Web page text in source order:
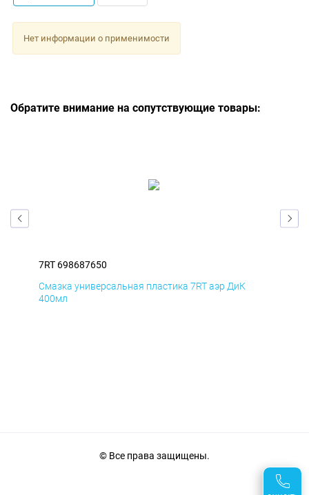
Нет информации о применимости
Обратите внимание на сопутствующие товары:
7RT 698687650
Смазка универсальная пластика 7RT аэр ДиК
400мл
© Все права защищены.